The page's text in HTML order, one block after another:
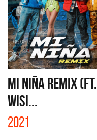
MI NIÑA REMIX (FT.
WISI...
2021